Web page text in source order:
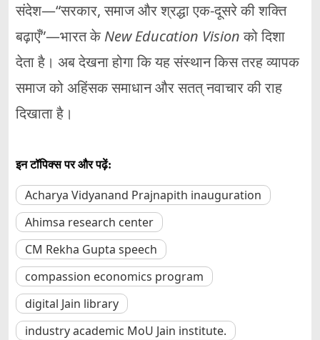
संदेश—“सरकार, समाज और श्रद्धा एक‑दूसरे की शक्ति
बढ़ाएँ”—भारत केNew Education Visionको दिशा
देता है। अब देखना होगा कि यह संस्थान किस तरह व्यापक
समाज को अहिंसक समाधान और सतत् नवाचार की राह
दिखाता है।
इन टॉपिक्स पर और पढ़ें:
Acharya Vidyanand Prajnapith inauguration
Ahimsa research center
CM Rekha Gupta speech
compassion economics program
digital Jain library
industry academic MoU Jain institute.